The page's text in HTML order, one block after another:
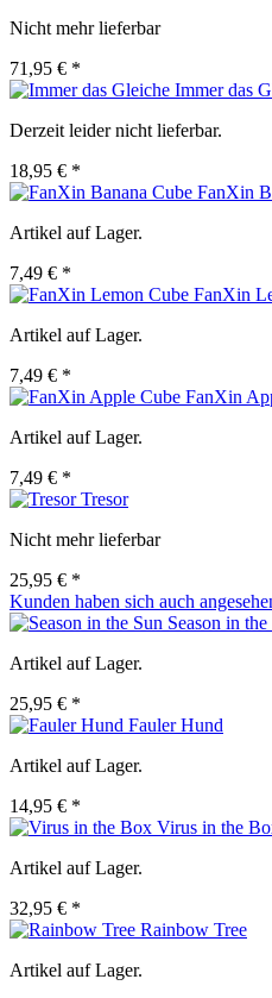
Nicht mehr lieferbar
71,95 € *
Immer das
Derzeit leider nicht lieferbar.
18,95 € *
FanXin
Artikel auf Lager.
7,49 € *
FanXin
Artikel auf Lager.
7,49 € *
FanXin
Artikel auf Lager.
7,49 € *
Tresor
Nicht mehr lieferbar
25,95 € *
Kunden haben sich auch
Season in the
Artikel auf Lager.
25,95 € *
Fauler Hund
Artikel auf Lager.
14,95 € *
Virus in the
Artikel auf Lager.
32,95 € *
Rainbow Tree
Artikel auf Lager.